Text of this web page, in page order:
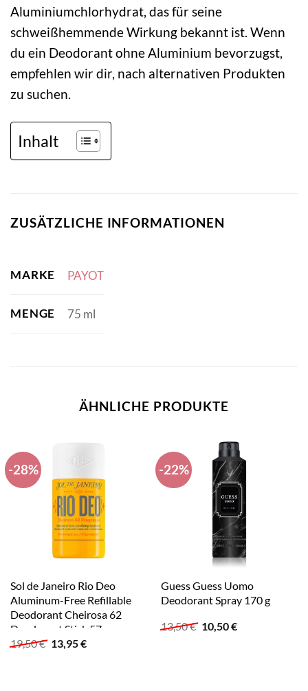
Aluminiumchlorhydrat, das für seine
schweißhemmende Wirkung bekannt ist. Wenn
du ein Deodorant ohne Aluminium bevorzugst,
empfehlen wir dir, nach alternativen Produkten
zu suchen.
Inhalt
ZUSÄTZLICHE INFORMATIONEN
MARKE PAYOT
MENGE 75 ml
ÄHNLICHE PRODUKTE
-28%
Sol de Janeiro Rio Deo
Aluminum-Free Refillable
Deodorant Cheirosa 62
Deodorant Stick 57 g
19,50€ Ursprünglicher
Preis
13,95€Aktueller
-22%
Guess Guess Uomo
Deodorant Spray 170 g
13,50€ Ursprünglicher
Preis
10,50€Aktueller